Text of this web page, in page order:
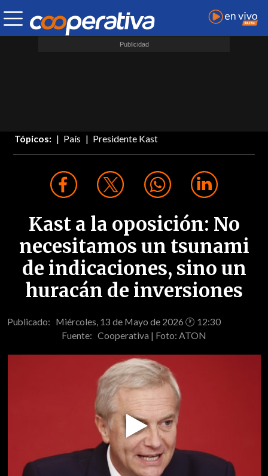
Tópicos: País Presidente Kast
Kast a la oposición: No
necesitamos un tsunami
de indicaciones, sino un
huracán de inversiones
Publicado: Miércoles, 13 de Mayo de 2026 🕐 12:30
Fuente: Cooperativa | Foto: ATON
Play
Video